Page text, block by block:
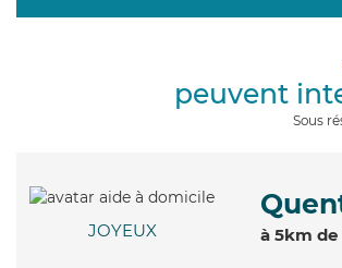
peuvent
Sous
JOYEUX à 5km de